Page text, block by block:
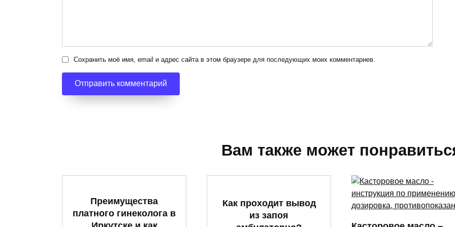
Сохранить моё имя, email и адрес сайта в этом браузере для последующих моих комментариев.
Вам также может
Преимущества
платного гинеколога в
Как проходит вывод
из запоя